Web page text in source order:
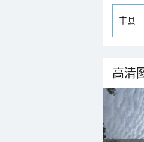
丰县
高清